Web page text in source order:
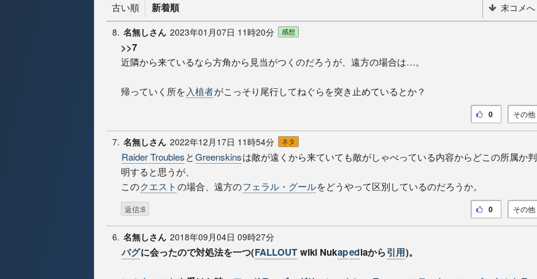
古い順 新着順
末コメへ
8. 名無しさん 2023年01月07日 11時20分 感想
>>7
近隣から来ているなら方角から見当がつくのだろうが、遠方の場合は…。
帰っていく所を 入植者がこっそり尾行してねぐらを突き止めているとか？
その他
0
7. 名無しさん 2022年12月17日 11時54分 ネタ
Raider TroublesとGreenskinsは敵が遠くから来ていても敵がしゃべっている内容からどこの所属か判
明すると思うが、
このクエストの場合、遠方のフェラル・グールをどうやって区別しているのだろうか。
返信:8 その他
0
6. 名無しさん 2018年09月04日 09時27分
バグに会ったので対処法を一つ(FALLOUT wiki Nukapediaから引用)。